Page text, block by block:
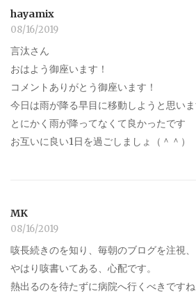
hayamix
08/16/2019
言汰さん
おはよう御座います！
コメントありがとう御座います！
今日は雨が降る早目に移動しようと思い
とにかく雨が降ってなくて良かったです
お互いに良い1日を過ごしましょ（＾＾）
MK
08/16/2019
咳長続きのを知り、毎朝のブログを注視、
やはり咳書いてある、心配です。
熱出るのを待たずに病院へ行くべきですね